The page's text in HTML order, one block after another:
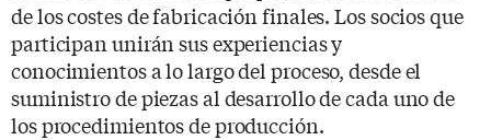
de los costes de fabricación finales. Los socios que
participan unirán sus experiencias y
conocimientos a lo largo del proceso, desde el
suministro de piezas al desarrollo de cada uno de
los procedimientos de producción.